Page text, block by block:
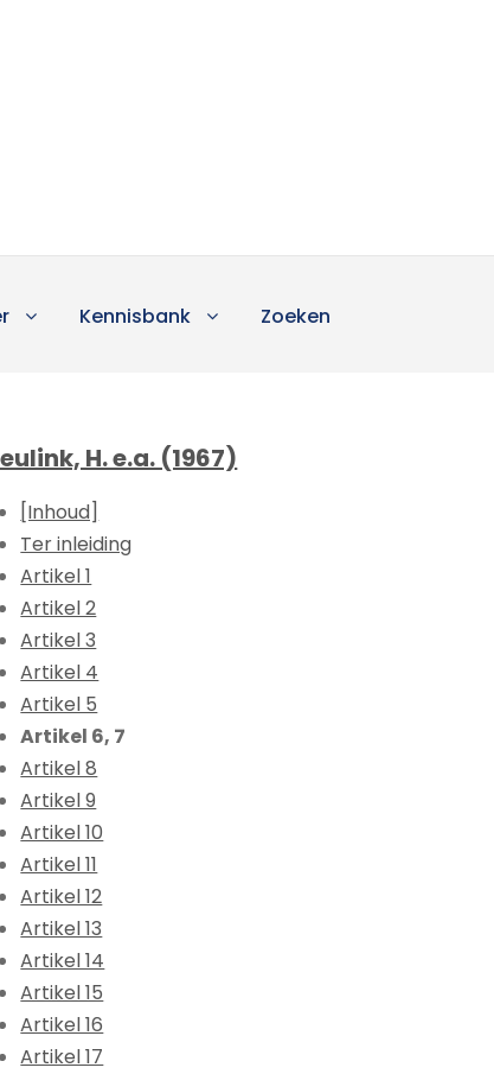
Kennisbank Zoeken
H. e.a. (1967)
[Inhoud]
Ter inleiding
Artikel 1
Artikel 2
Artikel 3
Artikel 4
Artikel 5
Artikel 6, 7
Artikel 8
Artikel 9
Artikel 10
Artikel 11
Artikel 12
Artikel 13
Artikel 14
Artikel 15
Artikel 16
Artikel 17